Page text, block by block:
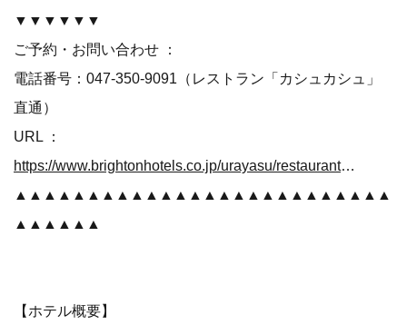
▼▼▼▼▼▼
ご予約・お問い合わせ ：
電話番号：047-350-9091（レストラン「カシュカシュ」
直通）
URL ：
https://www.brightonhotels.co.jp/urayasu/restaurant/cache_cache/
▲▲▲▲▲▲▲▲▲▲▲▲▲▲▲▲▲▲▲▲▲▲▲▲▲▲
▲▲▲▲▲▲
【ホテル概要】